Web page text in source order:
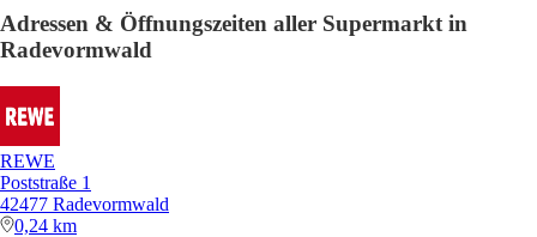
Adressen & Öffnungszeiten aller Supermarkt in
Radevormwald
REWE
Poststraße 1
42477 Radevormwald
0,24 km